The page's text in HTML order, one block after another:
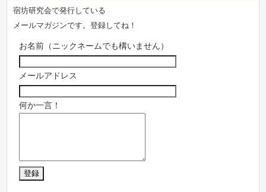
宿坊研究会で発行している
メールマガジンです。登録してね！
お名前（ニックネームでも構いません）
メールアドレス
何か一言！